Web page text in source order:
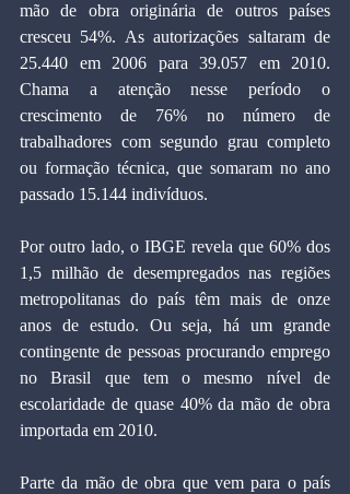
mão de obra originária de outros países
cresceu 54%. As autorizações saltaram de
25.440 em 2006 para 39.057 em 2010.
Chama a atenção nesse período o
crescimento de 76% no número de
trabalhadores com segundo grau completo
ou formação técnica, que somaram no ano
passado 15.144 indivíduos.
Por outro lado, o IBGE revela que 60% dos
1,5 milhão de desempregados nas regiões
metropolitanas do país têm mais de onze
anos de estudo. Ou seja, há um grande
contingente de pessoas procurando emprego
no Brasil que tem o mesmo nível de
escolaridade de quase 40% da mão de obra
importada em 2010.
Parte da mão de obra que vem para o país